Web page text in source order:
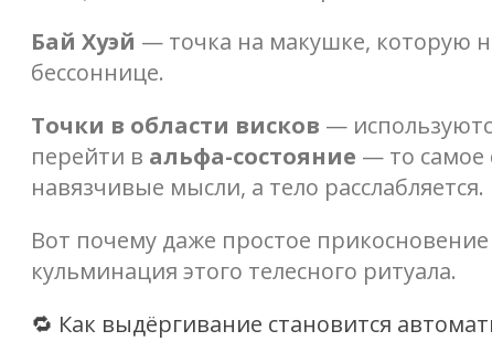
Бай Хуэй — точка на макушке, которую
бессоннице.
Точки в области висков —
перейти в альфа-состояние — то самое
навязчивые мысли, а тело расслабляется.
Вот почему даже простое
кульминация этого телесного ритуала.
🔁 Как выдёргивание становится